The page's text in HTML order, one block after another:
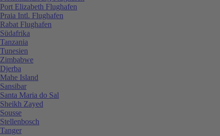
Port Elizabeth Flughafen
Praia Intl. Flughafen
Rabat Flughafen
Südafrika
Tanzania
Tunesien
Zimbabwe
Djerba
Mahe Island
Sansibar
Santa Maria do Sal
Sheikh Zayed
Sousse
Stellenbosch
Tanger